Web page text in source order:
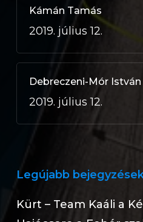
Kámán Tamás
2019. július 12.
Debreczeni-Mór István
2019. július 12.
Legújabb
Kürt – Team Kaáli a